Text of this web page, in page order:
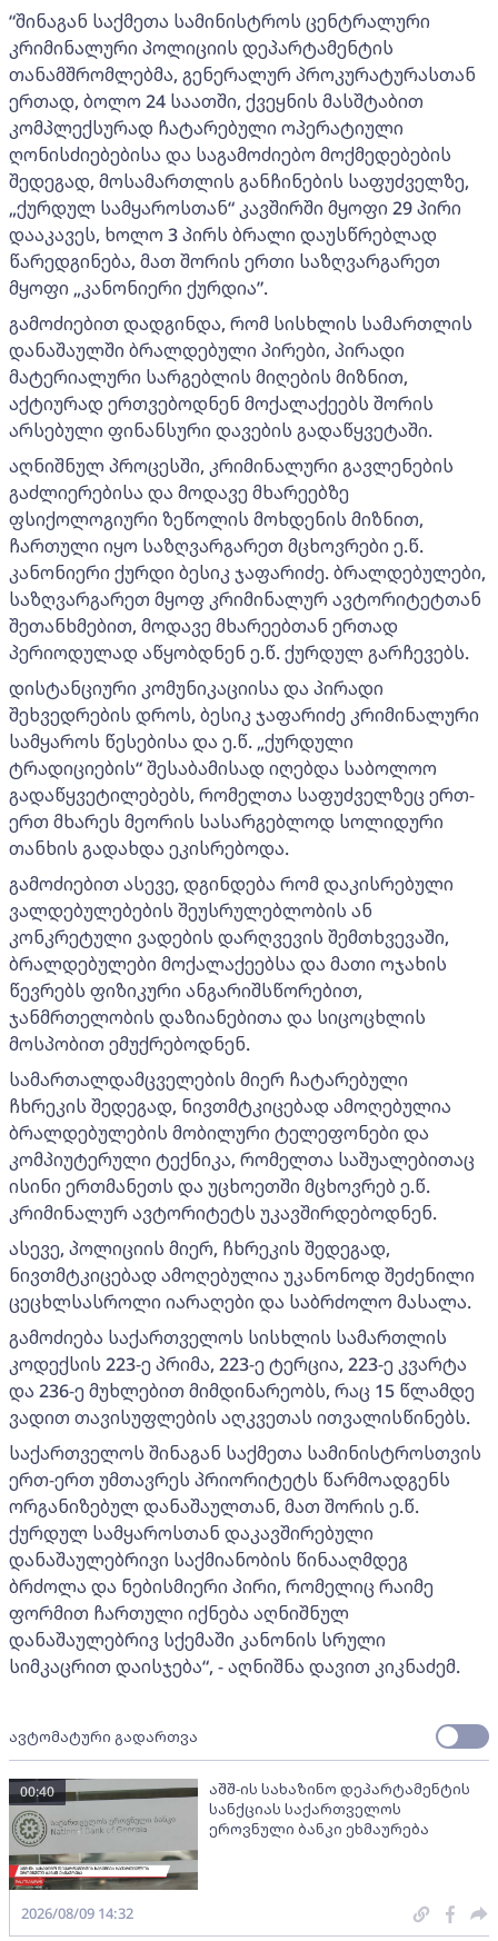
“შინაგან საქმეთა სამინისტროს ცენტრალური
კრიმინალური პოლიციის დეპარტამენტის
თანამშრომლებმა, გენერალურ პროკურატურასთან
ერთად, ბოლო 24 საათში, ქვეყნის მასშტაბით
კომპლექსურად ჩატარებული ოპერატიული
ღონისძიებებისა და საგამოძიებო მოქმედებების
შედეგად, მოსამართლის განჩინების საფუძველზე,
„ქურდულ სამყაროსთან“ კავშირში მყოფი 29 პირი
დააკავეს, ხოლო 3 პირს ბრალი დაუსწრებლად
წარედგინება, მათ შორის ერთი საზღვარგარეთ
მყოფი „კანონიერი ქურდია”.
გამოძიებით დადგინდა, რომ სისხლის სამართლის
დანაშაულში ბრალდებული პირები, პირადი
მატერიალური სარგებლის მიღების მიზნით,
აქტიურად ერთვებოდნენ მოქალაქეებს შორის
არსებული ფინანსური დავების გადაწყვეტაში.
აღნიშნულ პროცესში, კრიმინალური გავლენების
გაძლიერებისა და მოდავე მხარეებზე
ფსიქოლოგიური ზეწოლის მოხდენის მიზნით,
ჩართული იყო საზღვარგარეთ მცხოვრები ე.წ.
კანონიერი ქურდი ბესიკ ჯაფარიძე. ბრალდებულები,
საზღვარგარეთ მყოფ კრიმინალურ ავტორიტეტთან
შეთანხმებით, მოდავე მხარეებთან ერთად
პერიოდულად აწყობდნენ ე.წ. ქურდულ გარჩევებს.
დისტანციური კომუნიკაციისა და პირადი
შეხვედრების დროს, ბესიკ ჯაფარიძე კრიმინალური
სამყაროს წესებისა და ე.წ. „ქურდული
ტრადიციების“ შესაბამისად იღებდა საბოლოო
გადაწყვეტილებებს, რომელთა საფუძველზეც ერთ-
ერთ მხარეს მეორის სასარგებლოდ სოლიდური
თანხის გადახდა ეკისრებოდა.
გამოძიებით ასევე, დგინდება რომ დაკისრებული
ვალდებულებების შეუსრულებლობის ან
კონკრეტული ვადების დარღვევის შემთხვევაში,
ბრალდებულები მოქალაქეებსა და მათი ოჯახის
წევრებს ფიზიკური ანგარიშსწორებით,
ჯანმრთელობის დაზიანებითა და სიცოცხლის
მოსპობით ემუქრებოდნენ.
სამართალდამცველების მიერ ჩატარებული
ჩხრეკის შედეგად, ნივთმტკიცებად ამოღებულია
ბრალდებულების მობილური ტელეფონები და
კომპიუტერული ტექნიკა, რომელთა საშუალებითაც
ისინი ერთმანეთს და უცხოეთში მცხოვრებ ე.წ.
კრიმინალურ ავტორიტეტს უკავშირდებოდნენ.
ასევე, პოლიციის მიერ, ჩხრეკის შედეგად,
ნივთმტკიცებად ამოღებულია უკანონოდ შეძენილი
ცეცხლსასროლი იარაღები და საბრძოლო მასალა.
გამოძიება საქართველოს სისხლის სამართლის
კოდექსის 223-ე პრიმა, 223-ე ტერცია, 223-ე კვარტა
და 236-ე მუხლებით მიმდინარეობს, რაც 15 წლამდე
ვადით თავისუფლების აღკვეთას ითვალისწინებს.
საქართველოს შინაგან საქმეთა სამინისტროსთვის
ერთ-ერთ უმთავრეს პრიორიტეტს წარმოადგენს
ორგანიზებულ დანაშაულთან, მათ შორის ე.წ.
ქურდულ სამყაროსთან დაკავშირებული
დანაშაულებრივი საქმიანობის წინააღმდეგ
ბრძოლა და ნებისმიერი პირი, რომელიც რაიმე
ფორმით ჩართული იქნება აღნიშნულ
დანაშაულებრივ სქემაში კანონის სრული
სიმკაცრით დაისჯება“, - აღნიშნა დავით კიკნაძემ.
ავტომატური გადართვა
აშშ-ის სახაზინო დეპარტამენტის
სანქციას საქართველოს
ეროვნული ბანკი ეხმაურება
00:40
2026/08/09 14:32